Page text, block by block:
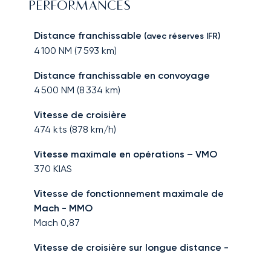
PERFORMANCES
Distance franchissable (avec réserves IFR)
4 100 NM (7 593 km)
Distance franchissable en convoyage
4 500 NM (8 334 km)
Vitesse de croisière
474 kts (878 km/h)
Vitesse maximale en opérations – VMO
370 KIAS
Vitesse de fonctionnement maximale de
Mach - MMO
Mach 0,87
Vitesse de croisière sur longue distance -